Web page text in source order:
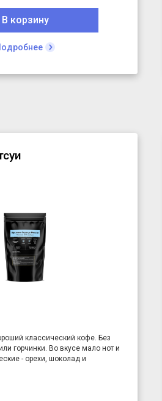
НЕ ВЗДУМАЙТЕ
Просто наслаждайтесь.
"3 по 50" завозят в Россию
сортов закончится
В корзину
классический кофе. Без
горчинки. Во вкусе мало нот и
- орехи, шоколад и